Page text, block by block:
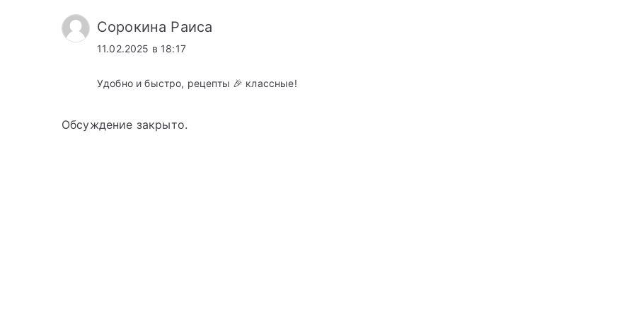
Сорокина Раиса
11.02.2025 в 18:17
Удобно и быстро, рецепты 🎉 классные!
Обсуждение закрыто.